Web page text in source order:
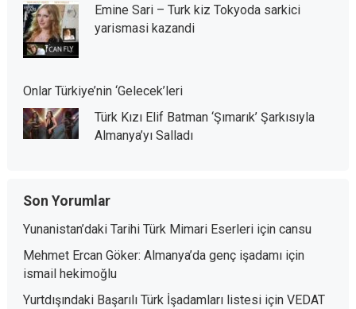
Emine Sari – Turk kiz Tokyoda sarkici
yarismasi kazandi
Onlar Türkiye’nin ‘Gelecek’leri
Türk Kızı Elif Batman ‘Şımarık’ Şarkısıyla
Almanya’yı Salladı
Son Yorumlar
Yunanistan’daki Tarihi Türk Mimari Eserleriiçin cansu
Mehmet Ercan Göker: Almanya’da genç işadamıiçin
ismail hekimoğlu
Yurtdışındaki Başarılı Türk İşadamları listesiiçin VEDAT